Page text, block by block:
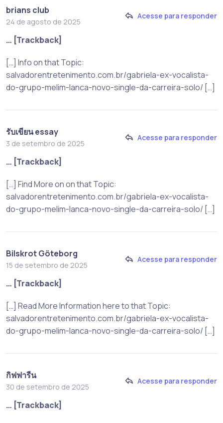
brians club
24 de agosto de 2025
Acesse para responder
… [Trackback]
[…] Info on that Topic:
salvadorentretenimento.com.br/gabriela-ex-vocalista-
do-grupo-melim-lanca-novo-single-da-carreira-solo/ […]
รับเขียน essay
3 de setembro de 2025
Acesse para responder
… [Trackback]
[…] Find More on on that Topic:
salvadorentretenimento.com.br/gabriela-ex-vocalista-
do-grupo-melim-lanca-novo-single-da-carreira-solo/ […]
Bilskrot Göteborg
15 de setembro de 2025
Acesse para responder
… [Trackback]
[…] Read More Information here to that Topic:
salvadorentretenimento.com.br/gabriela-ex-vocalista-
do-grupo-melim-lanca-novo-single-da-carreira-solo/ […]
กิฟฟารีน
30 de setembro de 2025
Acesse para responder
… [Trackback]